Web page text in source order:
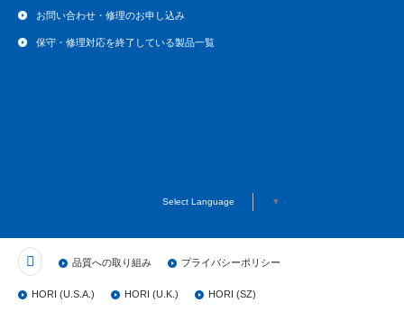
お問い合わせ・修理のお申し込み
保守・修理対応を終了している製品一覧
Select Language ▼
品質への取り組み プライバシーポリシー
HORI (U.S.A.) HORI (U.K.) HORI (SZ)